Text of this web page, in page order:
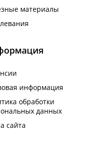
материалы
информация
обработки
данных
сайта